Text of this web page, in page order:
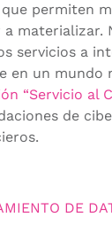
permiten
a materializar.
servicios a
en un mundo
“Servicio al
de
DE